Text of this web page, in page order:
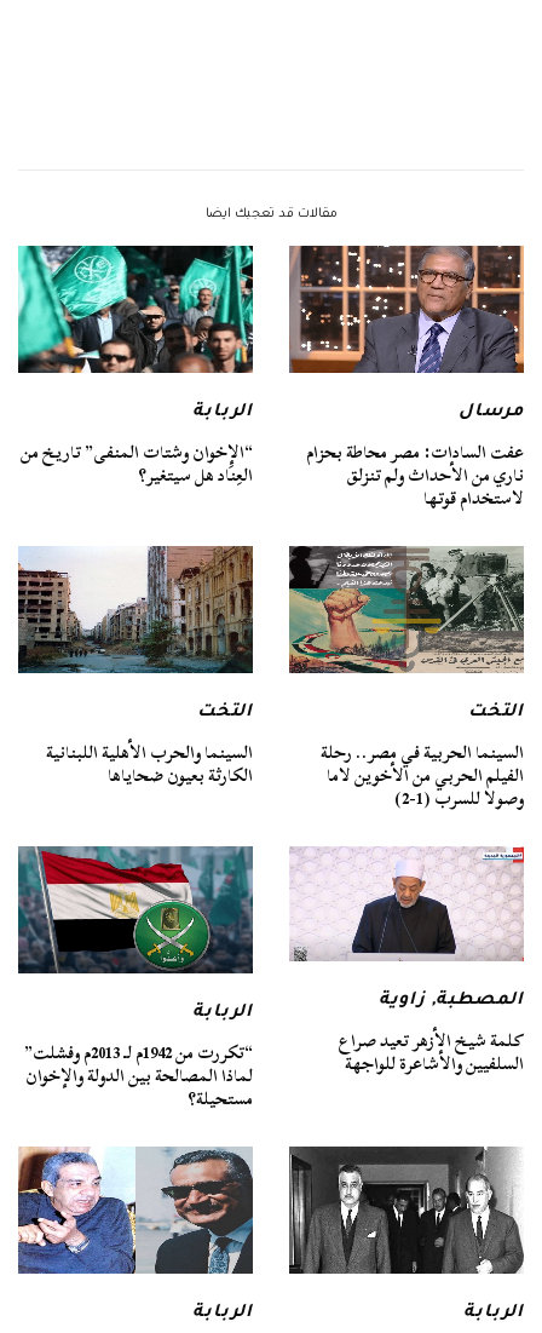
مقالات قد تعجبك ايضا
مرسال
عفت السادات: مصر محاطة بحزام
ناري من الأحداث ولم تنزلق
لاستخدام قوتها
الربابة
“الإخوان وشتات المنفى” تاريخ من
العِنَاد هل سيتغير؟
التخت
السينما الحربية في مصر.. رحلة
الفيلم الحربي من الأخوين لاما
وصولا للسرب (1-2)
التخت
السينما والحرب الأهلية اللبنانية
الكارثة بعيون ضحاياها
المصطبة, زاوية
كلمة شيخ الأزهر تعيد صراع
السلفيين والأشاعرة للواجهة
الربابة
“تكررت من 1942م لـ 2013م وفشلت”
لماذا المصالحة بين الدولة والإخوان
مستحيلة؟
الربابة الربابة